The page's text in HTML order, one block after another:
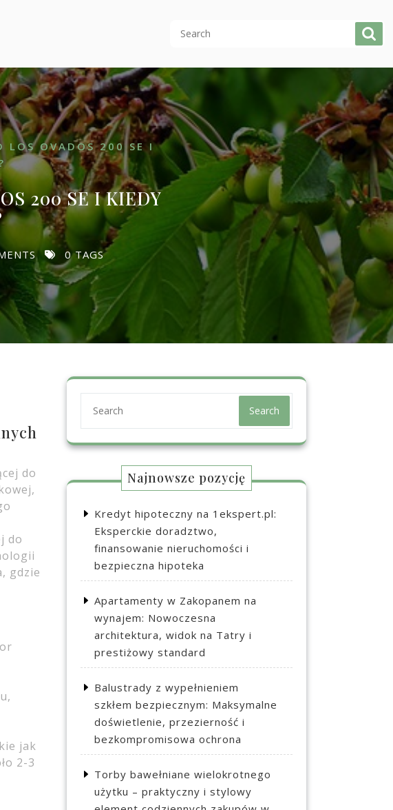
LOS OVADOS 200 SE I
200 SE I KIEDY
0 TAGS
do
do
gdzie
jak
2-3
Search
Najnowsze pozycję
Kredyt hipoteczny na 1ekspert.pl:
Eksperckie doradztwo,
finansowanie nieruchomości i
bezpieczna hipoteka
Apartamenty w Zakopanem na
wynajem: Nowoczesna
architektura, widok na Tatry i
prestiżowy standard
Balustrady z wypełnieniem
szkłem bezpiecznym: Maksymalne
doświetlenie, przezierność i
bezkompromisowa ochrona
Torby bawełniane wielokrotnego
użytku – praktyczny i stylowy